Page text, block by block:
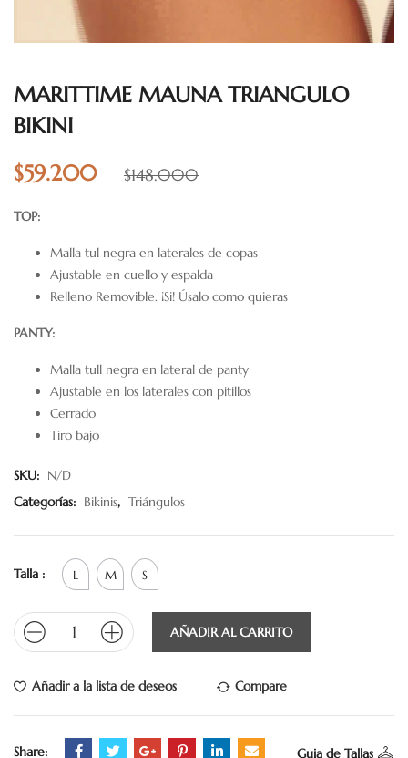
MARITTIME MAUNA TRIANGULO
BIKINI
$148.000
$59.200
TOP:
Malla tul negra en laterales de copas
Ajustable en cuello y espalda
Relleno Removible. ¡Si! Úsalo como quieras
PANTY:
Malla tull negra en lateral de panty
Ajustable en los laterales con pitillos
Cerrado
Tiro bajo
SKU: N/D
Categorías: Bikinis, Triángulos
Talla : L M S
AÑADIR AL CARRITO
Añadir a la lista de deseos Compare
Share: Guia de Tallas